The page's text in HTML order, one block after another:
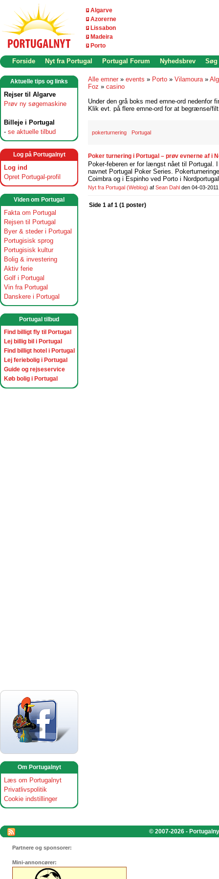
Algarve
Azorerne
Lissabon
Madeira
Porto
Forside Nyt fra Portugal Portugal Forum Nyhedsbrev Søg
Aktuelle tips og links
Rejser til Algarve
Prøv ny søgemaskine
Billeje i Portugal
- se aktuelle tilbud
Log på Portugalnyt
Log ind
Opret Portugal-profil
Viden om Portugal
Fakta om Portugal
Rejsen til Portugal
Byer & steder i Portugal
Portugisisk sprog
Portugisisk kultur
Bolig & investering
Aktiv ferie
Golf i Portugal
Vin fra Portugal
Danskere i Portugal
Portugal tilbud
Find billigt fly til Portugal
Lej billig bil i Portugal
Find billigt hotel i Portugal
Lej feriebolig i Portugal
Guide og rejseservice
Køb bolig i Portugal
Om Portugalnyt
Læs om Portugalnyt
Privatlivspolitik
Cookie indstillinger
Alle emner » events » Porto » Vilamoura»
Foz » casino
Under den grå boks med emne-ord nedenfor
Klik evt. på flere emne-ord for at begrænse/
pokerturnering Portugal
Poker turnering i Portugal – prøv evnerne af i
Poker-feberen er for længst nået til Portugal.
navnet Portugal Poker Series.
Coimbra og i Espinho ved Porto i
Nyt fra Portugal (Weblog) af Sean Dahl den 04-03-2011
Side 1 af 1 (1 poster)
© 2007-2026 -
Partnere og sponsorer:
Mini-annoncører: